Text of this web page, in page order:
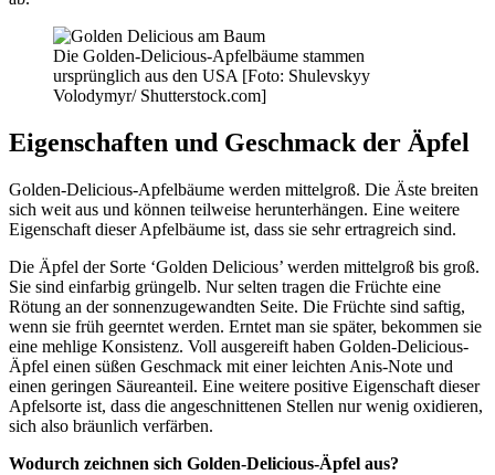
Die Golden-Delicious-Apfelbäume stammen
ursprünglich aus den USA [Foto: Shulevskyy
Volodymyr/ Shutterstock.com]
Eigenschaften und Geschmack der Äpfel
Golden-Delicious-Apfelbäume werden mittelgroß. Die Äste breiten
sich weit aus und können teilweise herunterhängen. Eine weitere
Eigenschaft dieser Apfelbäume ist, dass sie sehr ertragreich sind.
Die Äpfel der Sorte ‘Golden Delicious’ werden mittelgroß bis groß.
Sie sind einfarbig grüngelb. Nur selten tragen die Früchte eine
Rötung an der sonnenzugewandten Seite. Die Früchte sind saftig,
wenn sie früh geerntet werden. Erntet man sie später, bekommen sie
eine mehlige Konsistenz. Voll ausgereift haben Golden-Delicious-
Äpfel einen süßen Geschmack mit einer leichten Anis-Note und
einen geringen Säureanteil. Eine weitere positive Eigenschaft dieser
Apfelsorte ist, dass die angeschnittenen Stellen nur wenig oxidieren,
sich also bräunlich verfärben.
Wodurch zeichnen sich Golden-Delicious-Äpfel aus?